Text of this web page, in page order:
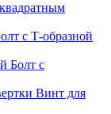
с Т-образной
Болт с
Винт для